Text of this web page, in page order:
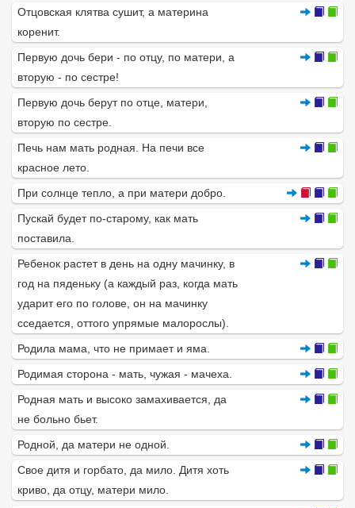
Отцовская клятва сушит, а материна
коренит.
Первую дочь бери - по отцу, по матери, а
вторую - по сестре!
Первую дочь берут по отце, матери,
вторую по сестре.
Печь нам мать родная. На печи все
красное лето.
При солнце тепло, а при матери добро.
Пускай будет по-старому, как мать
поставила.
Ребенок растет в день на одну мачинку, в
год на пяденьку (а каждый раз, когда мать
ударит его по голове, он на мачинку
сседается, оттого упрямые малорослы).
Родила мама, что не примает и яма.
Родимая сторона - мать, чужая - мачеха.
Родная мать и высоко замахивается, да
не больно бьет.
Родной, да матери не одной.
Свое дитя и горбато, да мило. Дитя хоть
криво, да отцу, матери мило.